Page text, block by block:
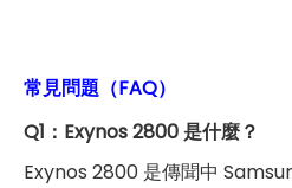
常見問題（FAQ）
Q1：Exynos 2800 是什麼？
Exynos 2800 是傳聞中